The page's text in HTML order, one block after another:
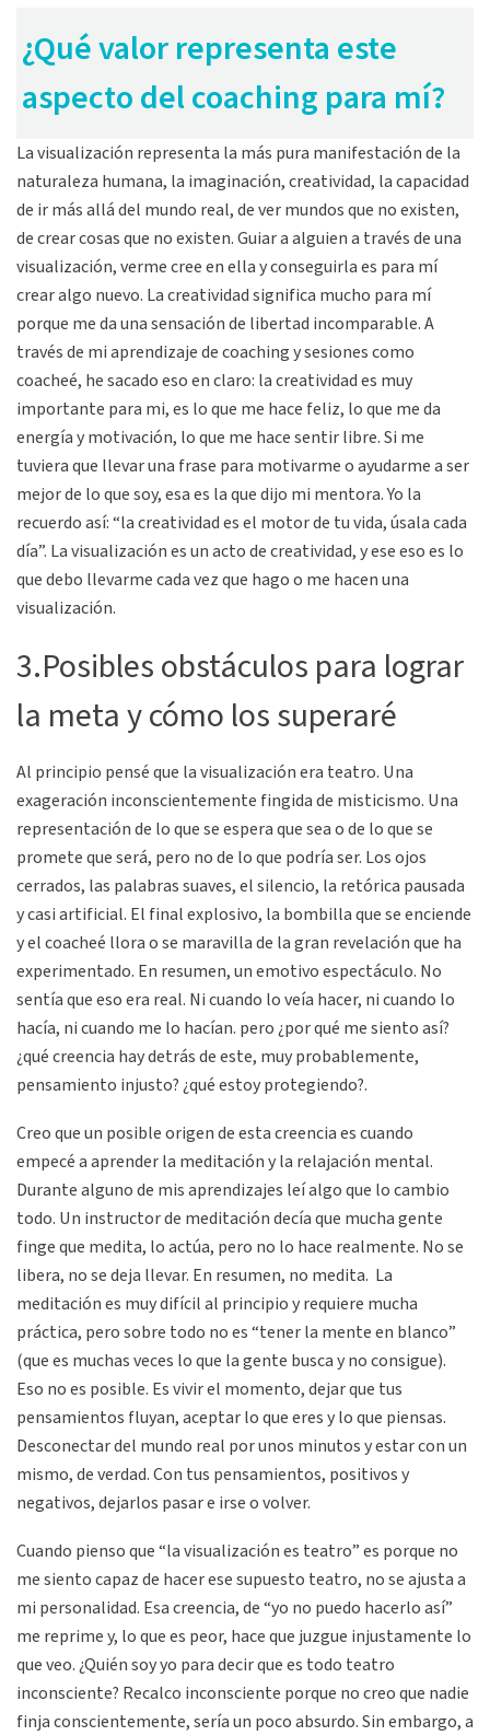
¿Qué valor representa este
aspecto del coaching para mí?
La visualización representa la más pura manifestación de la
naturaleza humana, la imaginación, creatividad, la capacidad
de ir más allá del mundo real, de ver mundos que no existen,
de crear cosas que no existen. Guiar a alguien a través de una
visualización, verme cree en ella y conseguirla es para mí
crear algo nuevo. La creatividad significa mucho para mí
porque me da una sensación de libertad incomparable. A
través de mi aprendizaje de coaching y sesiones como
coacheé, he sacado eso en claro: la creatividad es muy
importante para mi, es lo que me hace feliz, lo que me da
energía y motivación, lo que me hace sentir libre. Si me
tuviera que llevar una frase para motivarme o ayudarme a ser
mejor de lo que soy, esa es la que dijo mi mentora. Yo la
recuerdo así: “la creatividad es el motor de tu vida, úsala cada
día”. La visualización es un acto de creatividad, y ese eso es lo
que debo llevarme cada vez que hago o me hacen una
visualización.
3.Posibles obstáculos para lograr
la meta y cómo los superaré
Al principio pensé que la visualización era teatro. Una
exageración inconscientemente fingida de misticismo. Una
representación de lo que se espera que sea o de lo que se
promete que será, pero no de lo que podría ser. Los ojos
cerrados, las palabras suaves, el silencio, la retórica pausada
y casi artificial. El final explosivo, la bombilla que se enciende
y el coacheé llora o se maravilla de la gran revelación que ha
experimentado. En resumen, un emotivo espectáculo. No
sentía que eso era real. Ni cuando lo veía hacer, ni cuando lo
hacía, ni cuando me lo hacían. pero ¿por qué me siento así?
¿qué creencia hay detrás de este, muy probablemente,
pensamiento injusto? ¿qué estoy protegiendo?.
Creo que un posible origen de esta creencia es cuando
empecé a aprender la meditación y la relajación mental.
Durante alguno de mis aprendizajes leí algo que lo cambio
todo. Un instructor de meditación decía que mucha gente
finge que medita, lo actúa, pero no lo hace realmente. No se
libera, no se deja llevar. En resumen, no medita. La
meditación es muy difícil al principio y requiere mucha
práctica, pero sobre todo no es “tener la mente en blanco”
(que es muchas veces lo que la gente busca y no consigue).
Eso no es posible. Es vivir el momento, dejar que tus
pensamientos fluyan, aceptar lo que eres y lo que piensas.
Desconectar del mundo real por unos minutos y estar con un
mismo, de verdad. Con tus pensamientos, positivos y
negativos, dejarlos pasar e irse o volver.
Cuando pienso que “la visualización es teatro” es porque no
me siento capaz de hacer ese supuesto teatro, no se ajusta a
mi personalidad. Esa creencia, de “yo no puedo hacerlo así”
me reprime y, lo que es peor, hace que juzgue injustamente lo
que veo. ¿Quién soy yo para decir que es todo teatro
inconsciente? Recalco inconsciente porque no creo que nadie
finja conscientemente, sería un poco absurdo. Sin embargo, a